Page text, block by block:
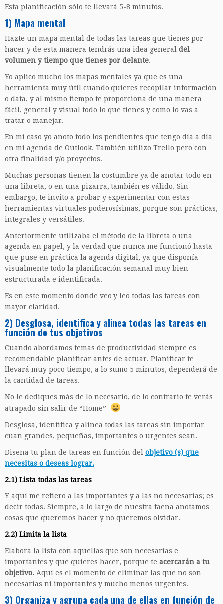
Esta planificación sólo te llevará 5-8 minutos.
1) Mapa mental
Hazte un mapa mental de todas las tareas que tienes por
hacer y de esta manera tendrás una idea general del
volumen y tiempo que tienes por delante.
Yo aplico mucho los mapas mentales ya que es una
herramienta muy útil cuando quieres recopilar información
o data, y al mismo tiempo te proporciona de una manera
fácil, general y visual todo lo que tienes y como lo vas a
tratar o manejar.
En mi caso yo anoto todo los pendientes que tengo día a día
en mi agenda de Outlook. También utilizo Trello pero con
otra finalidad y/o proyectos.
Muchas personas tienen la costumbre ya de anotar todo en
una libreta, o en una pizarra, también es válido. Sin
embargo, te invito a probar y experimentar con estas
herramientas virtuales poderosísimas, porque son prácticas,
integrales y versátiles.
Anteriormente utilizaba el método de la libreta o una
agenda en papel, y la verdad que nunca me funcionó hasta
que puse en práctica la agenda digital, ya que disponía
visualmente todo la planificación semanal muy bien
estructurada e identificada.
Es en este momento donde veo y leo todas las tareas con
mayor claridad.
2) Desglosa, identifica y alinea todas las tareas en
función de tus objetivos
Cuando abordamos temas de productividad siempre es
recomendable planificar antes de actuar. Planificar te
llevará muy poco tiempo, a lo sumo 5 minutos, dependerá de
la cantidad de tareas.
No le dediques más de lo necesario, de lo contrario te verás
atrapado sin salir de “Home”
Desglosa, identifica y alinea todas las tareas sin importar
cuan grandes, pequeñas, importantes o urgentes sean.
Diseña tu plan de tareas en función del objetivo (s) que
necesitas o deseas lograr.
2.1) Lista todas las tareas
Y aquí me refiero a las importantes y a las no necesarias; es
decir todas. Siempre, a lo largo de nuestra faena anotamos
cosas que queremos hacer y no queremos olvidar.
2.2) Limita la lista
Elabora la lista con aquellas que son necesarias e
importantes y que quieres hacer, porque te acercarán a tu
objetivo. Aquí es el momento de eliminar las que no son
necesarias ni importantes y mucho menos urgentes.
3) Organiza y agrupa cada una de ellas en función de